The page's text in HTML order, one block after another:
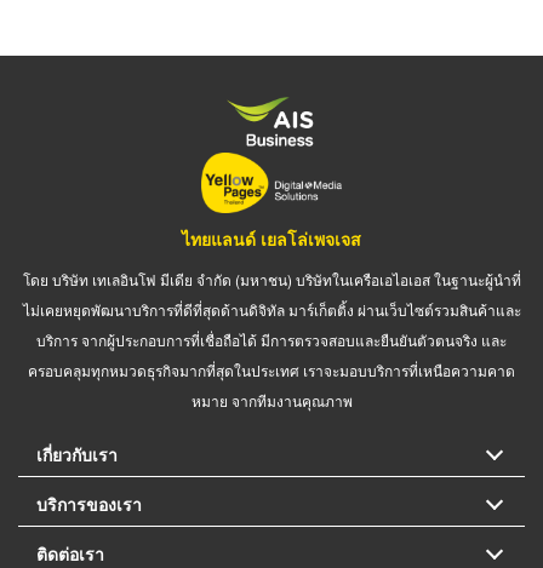
ไทยแลนด์ เยลโล่เพจเจส
โดย บริษัท เทเลอินโฟ มีเดีย จำกัด (มหาชน) บริษัทในเครือเอไอเอส ในฐานะผู้นำที่
ไม่เคยหยุดพัฒนาบริการที่ดีที่สุดด้านดิจิทัล มาร์เก็ตติ้ง ผ่านเว็บไซต์รวมสินค้าและ
บริการ จากผู้ประกอบการที่เชื่อถือได้ มีการตรวจสอบและยืนยันตัวตนจริง และ
ครอบคลุมทุกหมวดธุรกิจมากที่สุดในประเทศ เราจะมอบบริการที่เหนือความคาด
หมาย จากทีมงานคุณภาพ
เกี่ยวกับเรา
บริการของเรา
ติดต่อเรา